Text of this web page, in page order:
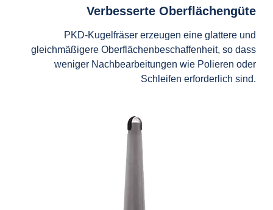
Verbesserte Oberflächengüte
PKD-Kugelfräser erzeugen eine glattere und
gleichmäßigere Oberflächenbeschaffenheit, so dass
weniger Nachbearbeitungen wie Polieren oder
Schleifen erforderlich sind.